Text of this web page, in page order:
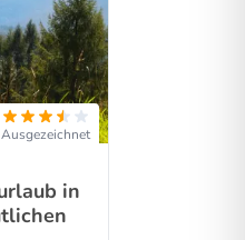
Ausgezeichnet
in